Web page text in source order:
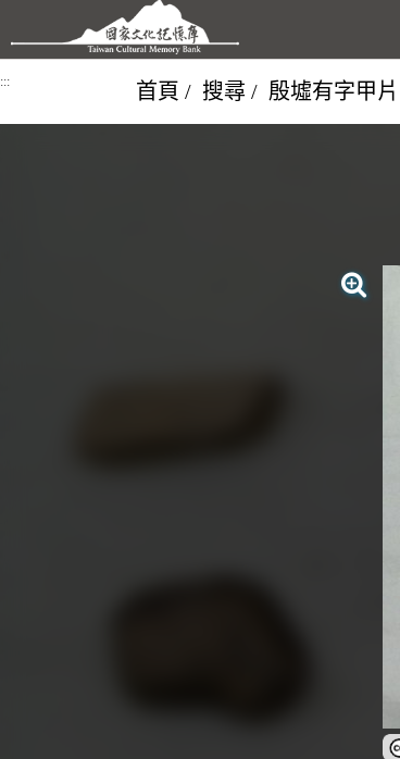
跳到主要內容區塊
::: 首頁 搜尋 殷墟有字甲片